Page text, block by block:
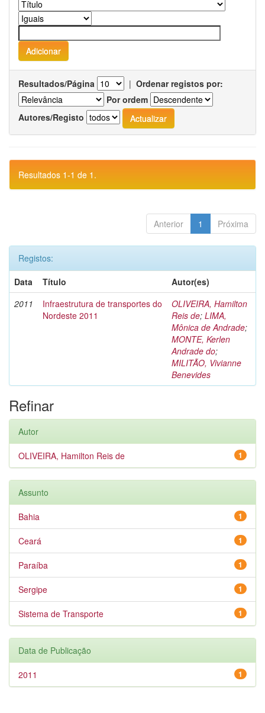
Resultados/Página | Ordenar registos por:
Por ordem
Autores/Registo
Resultados 1-1 de 1.
Anterior 1 Próxima
Registos:
Data
Título
Autor(es)
2011
Infraestrutura de transportes do
Nordeste 2011
OLIVEIRA, Hamilton
Reis de; LIMA,
Mônica de Andrade;
MONTE, Kerlen
Andrade do;
MILITÃO, Vivianne
Benevides
Refinar
Autor
1
OLIVEIRA, Hamilton Reis de
Assunto
1
Bahia
1
Ceará
1
Paraíba
1
Sergipe
1
Sistema de Transporte
Data de Publicação
1
2011